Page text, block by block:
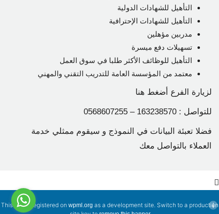
التأهيل للشهادات الدولية
التأهيل للشهادات الإحترافية
مدربين مؤهلين
تسهيلات دفع ميسرة
التأهيل للوظائف الأكثر طلبا في سوق العمل
معتمد من المؤسسة العامة للتدريب التقني والمهني
لزيارة الفرع أضغط هنا
للتواصل : 163238570 – 0568607255
فضلا تعبئة البيانات في النموذج و سيقوم ممثلي خدمة
العملاء بالتواصل معك
This site is registered on wpml.org as a development site. Switch to a production